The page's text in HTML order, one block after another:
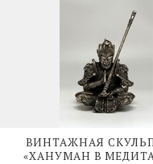
ВИНТАЖНАЯ
«ХАНУМАН В